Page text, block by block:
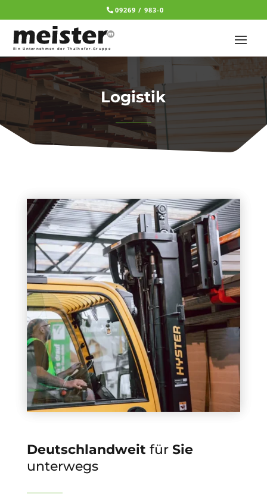
09269 / 983-0
Logistik
Deutschlandweit für Sie
unterwegs